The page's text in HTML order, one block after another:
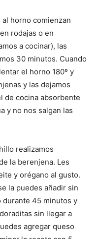
horno comienzan
rodajas o en
a cocinar), las
30 minutos. Cuando
el horno 180º y
y las dejamos
de cocina absorbente
y no nos salgan las
realizamos
la berenjena. Les
y orégano al gusto.
la puedes añadir sin
durante 45 minutos y
sin llegar a
agregar queso